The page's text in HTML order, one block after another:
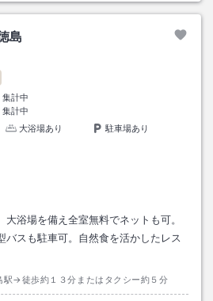
島
集計中
集計中
大浴場あり
駐車場あり
大浴場を備え全室無料でネットも可。
バスも駐車可。自然食を活かしたレス
駅→徒歩約１３分またはタクシー約５分